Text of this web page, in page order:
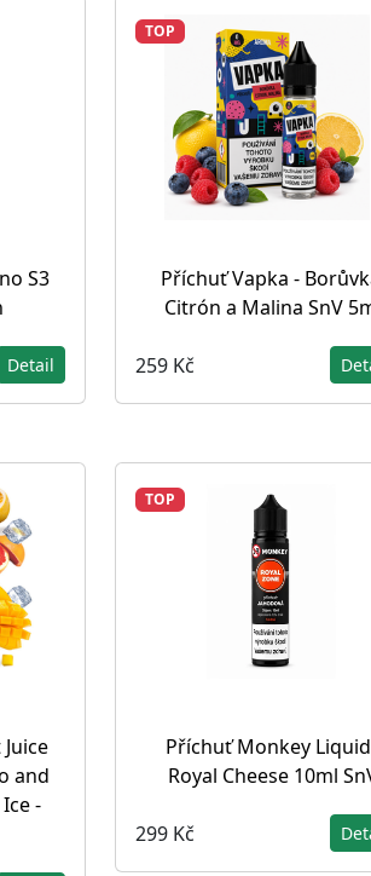
S3
Detail
TOP
Příchuť Vapka -
Citrón a Malina SnV
259 Kč
and
-
TOP
Příchuť Monkey
Royal Cheese 10ml
299 Kč